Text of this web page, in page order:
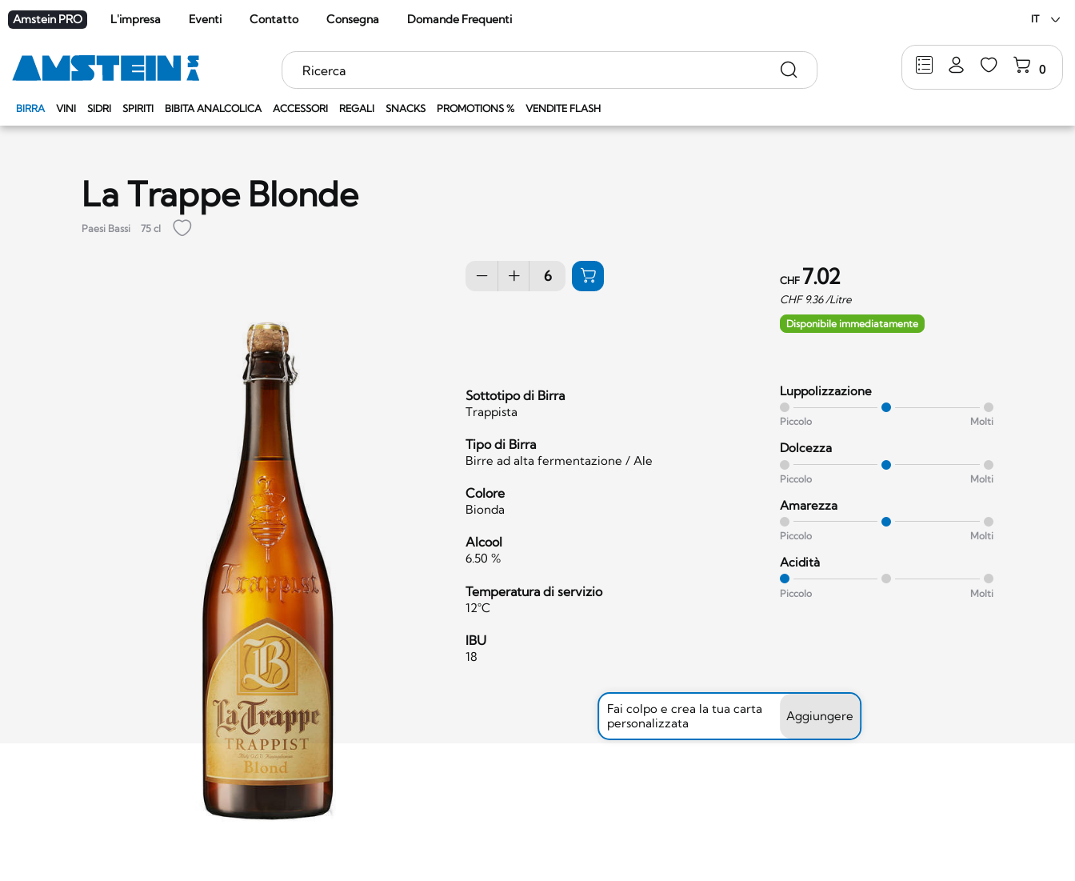
Amstein PRO L'impresa Eventi Contatto Consegna Domande Frequenti IT
BIRRA VINI SIDRI SPIRITI BIBITA ANALCOLICA ACCESSORI REGALI SNACKS PROMOTIONS % VENDITE FLASH
0
Parole
chiave
Ricerca
La Trappe Blonde
Paesi Bassi 75 cl
CHF 7.02
CHF 9.36/Litre
Disponibile immediatamente
Sottotipo di Birra
Trappista
Tipo di Birra
Birre ad alta fermentazione / Ale
Colore
Bionda
Alcool
6.50 %
Temperatura di servizio
12°C
IBU
18
Luppolizzazione
Piccolo Molti
Dolcezza
Piccolo Molti
Amarezza
Piccolo Molti
Acidità
Piccolo Molti
Fai colpo e crea la tua carta
personalizzata
Aggiungere